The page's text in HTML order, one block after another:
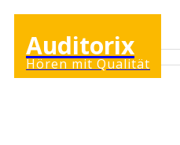
Auditorix
Hören mit Qualität